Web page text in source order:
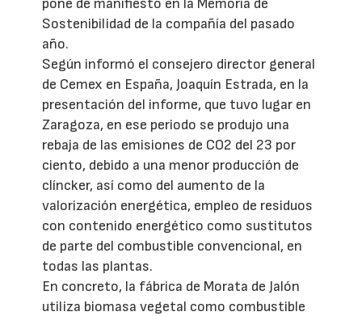
Sostenibilidad de la compañía del pasado
año.
Según informó el consejero director general
de Cemex en España, Joaquín Estrada, en la
presentación del informe, que tuvo lugar en
Zaragoza, en ese periodo se produjo una
rebaja de las emisiones de CO2 del 23 por
ciento, debido a una menor producción de
clíncker, así como del aumento de la
valorización energética, empleo de residuos
con contenido energético como sustitutos
de parte del combustible convencional, en
todas las plantas.
En concreto, la fábrica de Morata de Jalón
utiliza biomasa vegetal como combustible